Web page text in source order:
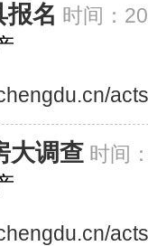
报名 时间：
大调查 时间